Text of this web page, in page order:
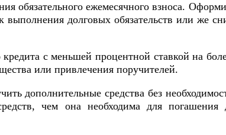
обязательного ежемесячного взноса.
долговых обязательств или же
с меньшей процентной ставкой на
или привлечения поручителей.
дополнительные средства без
чем она необходима для погашения